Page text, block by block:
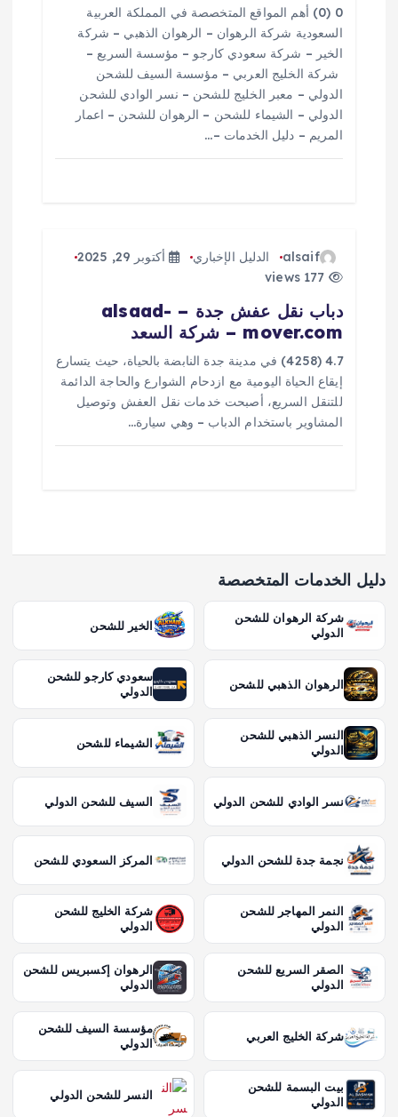
ت
0 (0) أهم المواقع المتخصصة في المملكة العربية
السعودية شركة الرهوان – الرهوان الذهبي – شركة
الخير – شركة سعودي كارجو – مؤسسة السريع –
شركة الخليج العربي – مؤسسة السيف للشحن
الدولي – معبر الخليج للشحن – نسر الوادي للشحن
الدولي – الشيماء للشحن – الرهوان للشحن – اعمار
المريم – دليل الخدمات –…
alsaif الدليل الإخباري
أكتوبر 29, 2025
دباب نقل عفش جدة – alsaad-
mover.com – شركة السعد
4.7 (4258) في مدينة جدة النابضة بالحياة، حيث يتسارع
إيقاع الحياة اليومية مع ازدحام الشوارع والحاجة الدائمة
للتنقل السريع، أصبحت خدمات نقل العفش وتوصيل
المشاوير باستخدام الدباب – وهي سيارة…
دليل الخدمات المتخصصة
شركة الرهوان للشحن
الدولي
الخير للشحن
الرهوان الذهبي للشحن
سعودي كارجو للشحن
الدولي
النسر الذهبي للشحن
الدولي
الشيماء للشحن
نسر الوادي للشحن الدولي السيف للشحن الدولي
نجمة جدة للشحن الدولي المركز السعودي للشحن
النمر المهاجر للشحن
الدولي
شركة الخليج للشحن
الدولي
الصقر السريع للشحن
الدولي
الرهوان إكسبريس للشحن
الدولي
شركة الخليج العربي
مؤسسة السيف للشحن
الدولي
بيت البسمة للشحن
الدولي
النسر للشحن الدولي